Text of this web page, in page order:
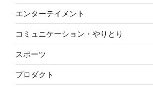
エンターテイメント
コミュニケーション・やりとり
スポーツ
プロダクト